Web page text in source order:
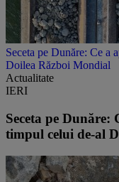
Seceta pe Dunăre: Ce a
Doilea Război Mondial
Actualitate
IERI
Seceta pe
timpul celui de-al